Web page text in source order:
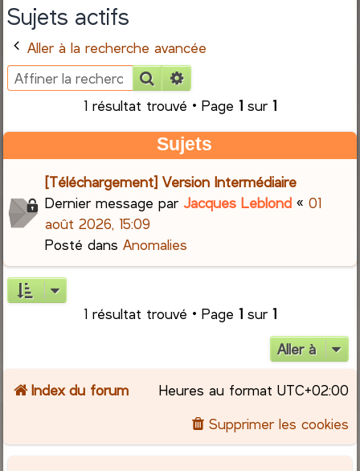
r
c
r
Sujets actifs
Aller à la recherche avancée
Rechercher
1 résultat trouvé • Page 1 sur 1
Sujets
[Téléchargement] Version Intermédiaire
Dernier message parJacques Leblond «01
août 2026, 15:09
Posté dansAnomalies
1 résultat trouvé • Page 1 sur 1
Aller à
Index du forum Heures au format UTC+02:00
Supprimer les cookies